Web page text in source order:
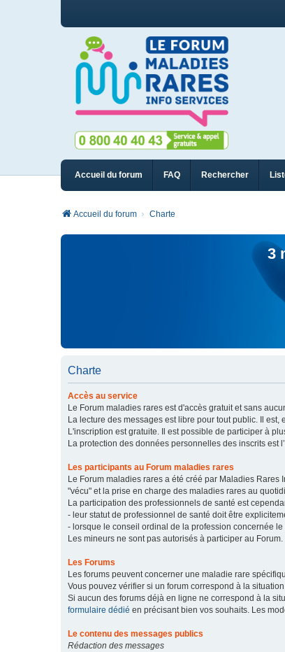
Accueil du forum FAQ Rechercher
Accueil du forum Charte
3
Charte
Accès au service
Le Forum maladies rares est d'accès gratuit et sans
La lecture des messages est libre pour tout public. Il
L'inscription est gratuite. Il est possible de participer à
La protection des données personnelles des inscrits est
Les participants au Forum maladies rares
Le Forum maladies rares a été créé par Maladies Rares
"vécu" et la prise en charge des maladies rares au
La participation des professionnels de santé est
- leur statut de professionnel de santé doit être
- lorsque le conseil ordinal de la profession concernée
Les mineurs ne sont pas autorisés à participer au Forum.
Les Forums
Les forums peuvent concerner une maladie rare
Vous pouvez vérifier si un forum correspond à la
Si aucun des forums déjà en ligne ne correspond à la
formulaire dédié en précisant bien vos souhaits. Les
Le contenu des messages publics
Rédaction des messages